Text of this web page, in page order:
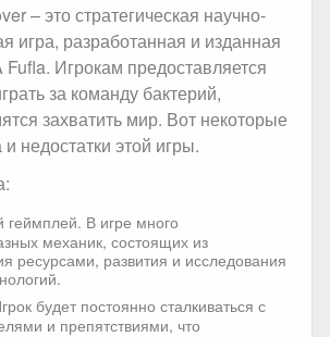
– это стратегическая научно-
игра, разработанная и изданная
Игрокам предоставляется
за команду бактерий,
захватить мир. Вот некоторые
недостатки этой игры.
геймплей. В игре много
механик, состоящих из
ресурсами, развития и исследования
будет постоянно сталкиваться с
и препятствиями, что